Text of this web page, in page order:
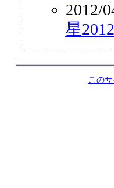
2012/
星
この